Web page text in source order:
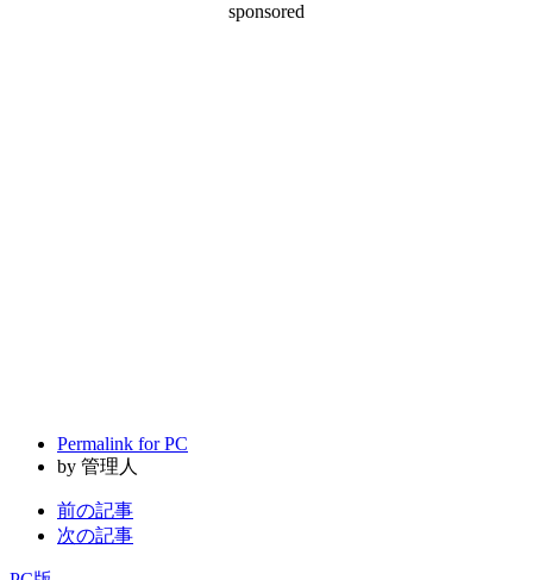
sponsored
Permalink for PC
by 管理人
前の記事
次の記事